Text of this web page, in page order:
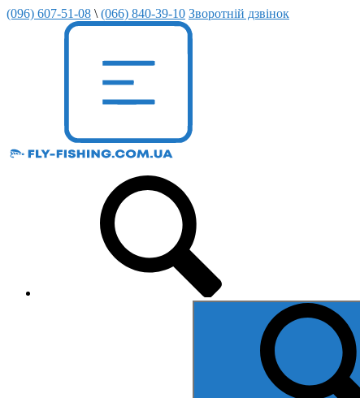
(096) 607-51-08 \ (066) 840-39-10 Зворотній дзвінок